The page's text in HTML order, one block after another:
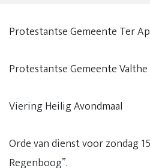
Protestantse Gemeente Ter
Protestantse Gemeente
Viering Heilig Avondmaal
Orde van dienst voor zondag
Regenboog”.